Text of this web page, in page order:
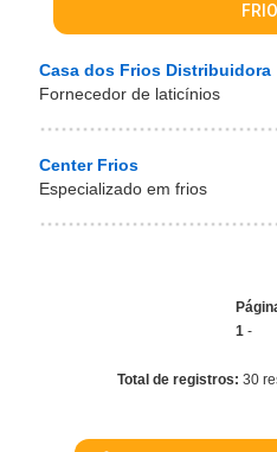
Casa dos Frios Distribuidora
Fornecedor de laticínios
Center Frios
Especializado em frios
1 -
Total de registros: 30